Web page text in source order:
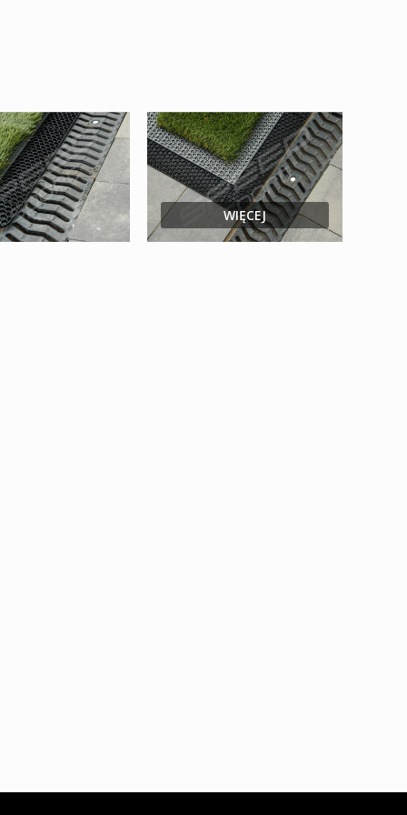
WIĘCEJ